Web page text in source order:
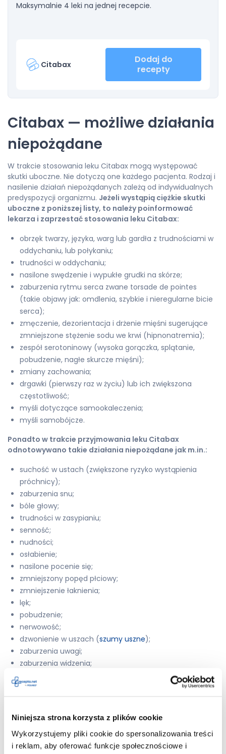
Niniejsza strona korzysta z plików cookie
Wykorzystujemy pliki cookie do spersonalizowania treści
i reklam, aby oferować funkcje społecznościowe i
Maksymalnie 4 leki na jednej recepcie.
Citabax
Dodaj do
recepty
Citabax — możliwe działania
niepożądane
W trakcie stosowania leku Citabax mogą występować
skutki uboczne. Nie dotyczą one każdego pacjenta. Rodzaj i
nasilenie działań niepożądanych zależą od indywidualnych
predyspozycji organizmu. Jeżeli wystąpią ciężkie skutki
uboczne z poniższej listy, to należy poinformować
lekarza i zaprzestać stosowania leku Citabax:
obrzęk twarzy, języka, warg lub gardła z trudnościami w
oddychaniu, lub połykaniu;
trudności w oddychaniu;
nasilone swędzenie i wypukłe grudki na skórze;
zaburzenia rytmu serca zwane torsade de pointes
(takie objawy jak: omdlenia, szybkie i nieregularne bicie
serca);
zmęczenie, dezorientacja i drżenie mięśni sugerujące
zmniejszone stężenie sodu we krwi (hipnonatremia);
zespół serotoninowy (wysoka gorączka, splątanie,
pobudzenie, nagłe skurcze mięśni);
zmiany zachowania;
drgawki (pierwszy raz w życiu) lub ich zwiększona
częstotliwość;
myśli dotyczące samookaleczenia;
myśli samobójcze.
Ponadto w trakcie przyjmowania leku Citabax
odnotowywano takie działania niepożądane jak m.in.:
suchość w ustach (zwiększone ryzyko wystąpienia
próchnicy);
zaburzenia snu;
bóle głowy;
trudności w zasypianiu;
senność;
nudności;
osłabienie;
nasilone pocenie się;
zmniejszony popęd płciowy;
zmniejszenie łaknienia;
lęk;
pobudzenie;
nerwowość;
dzwonienie w uszach (szumy uszne);
zaburzenia uwagi;
zaburzenia widzenia;
uczucie mrowienia lub drętwienia dłoni i stóp;
zawroty głowy
niecodzienne sny;
stan splątania;
apatia (uczucie obojętności, zmniejszone odczuwanie